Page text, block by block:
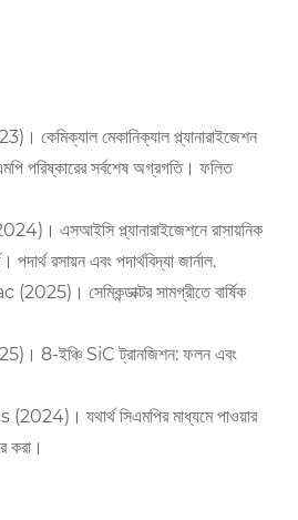
মেকানিক্যাল প্ল্যানারাইজেশন
পরিষ্কারের সর্বশেষ অগ্রগতি। ফলিত
এসআইসি প্ল্যানারাইজেশনে রাসায়নিক
পদার্থ রসায়ন এবং পদার্থবিদ্যা জার্নাল.
সেমিকন্ডাক্টর সামগ্রীতে বার্ষিক
8-ইঞ্চি SiC ট্রানজিশন: ফলন এবং
যথার্থ সিএমপির মাধ্যমে পাওয়ার
করা।